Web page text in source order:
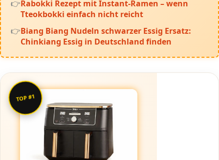
Rabokki Rezept mit Instant-Ramen – wenn
Tteokbokki einfach nicht reicht
Biang Biang Nudeln schwarzer Essig Ersatz:
Chinkiang Essig in Deutschland finden
TOP #1